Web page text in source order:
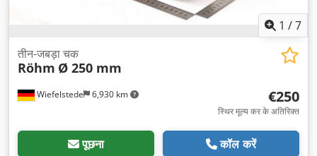
1 /7
Wiefelstede 6,930 km
तीन-जबड़ा चक
Röhm Ø 250 mm
€250
स्थिर मूल्य कर के अतिरिक्त
पूछना कॉल करें